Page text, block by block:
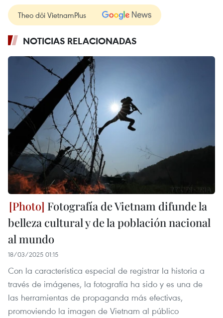
Theo dõi VietnamPlus
NOTICIAS RELACIONADAS
Fotografía de Vietnam difunde la
belleza cultural y de la población nacional
al mundo
18/03/2025 01:15
Con la característica especial de registrar la historia a
través de imágenes, la fotografía ha sido y es una de
las herramientas de propaganda más efectivas,
promoviendo la imagen de Vietnam al público